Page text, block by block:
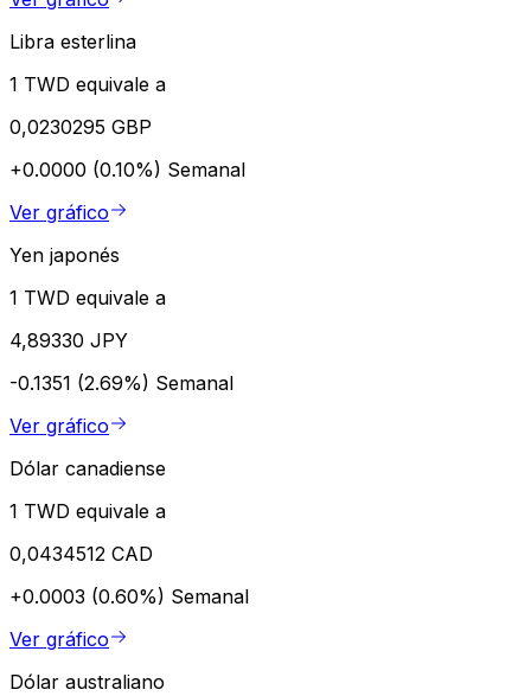
Libra esterlina
1 TWD equivale a
0,0230295 GBP
+0.0000 (0.10%) Semanal
Ver gráfico
Yen japonés
1 TWD equivale a
4,89330 JPY
-0.1351 (2.69%) Semanal
Ver gráfico
Dólar canadiense
1 TWD equivale a
0,0434512 CAD
+0.0003 (0.60%) Semanal
Ver gráfico
Dólar australiano